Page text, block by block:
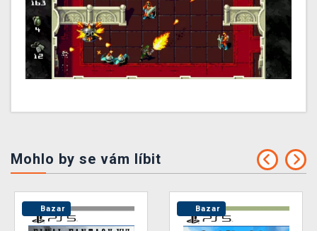
Mohlo by se vám líbit
Bazar Bazar